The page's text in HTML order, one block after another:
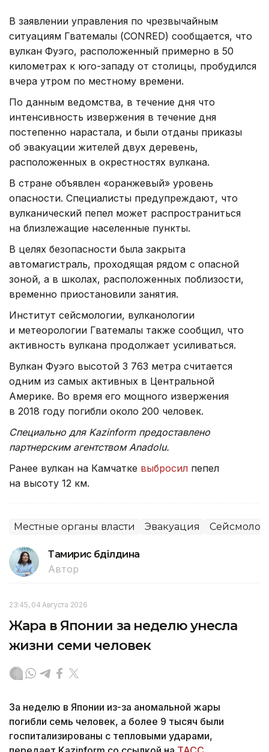
В заявлении управления по чрезвычайным
ситуациям Гватемалы (CONRED) сообщается, что
вулкан Фуэго, расположенный примерно в 50
километрах к юго-западу от столицы, пробудился
вчера утром по местному времени.
По данным ведомства, в течение дня что
интенсивность извержения в течение дня
постепенно нарастала, и были отданы приказы
об эвакуации жителей двух деревень,
расположенных в окрестностях вулкана.
В стране объявлен «оранжевый» уровень
опасности. Специалисты предупреждают, что
вулканический пепел может распространиться
на близлежащие населенные пункты.
В целях безопасности была закрыта
автомагистраль, проходящая рядом с опасной
зоной, а в школах, расположенных поблизости,
временно приостановили занятия.
Институт сейсмологии, вулканологии
и метеорологии Гватемалы также сообщил, что
активность вулкана продолжает усиливаться.
Вулкан Фуэго высотой 3 763 метра считается
одним из самых активных в Центральной
Америке. Во время его мощного извержения
в 2018 году погибли около 200 человек.
Специально для Kazinform предоставлено
партнерским агентством Anadolu.
Ранее вулкан на Камчатке выбросил пепел
на высоту 12 км.
Местные органы власти Эвакуация
Тамирис Әбділдина
Автор
23:45, 04 Августа 2026
Жара в Японии за неделю унесла
жизни семи человек
За неделю в Японии из-за аномальной жары
погибли семь человек, а более 9 тысяч были
госпитализированы с тепловыми ударами,